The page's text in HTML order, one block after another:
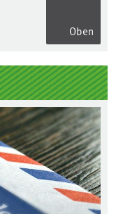
Oben